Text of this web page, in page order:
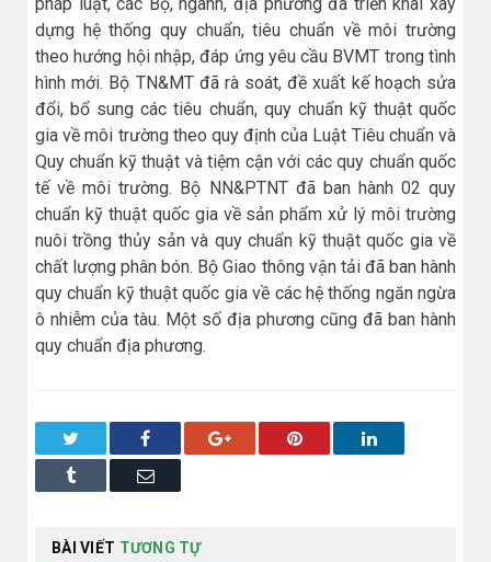
pháp luật, các Bộ, ngành, địa phương đã triển khai xây
dựng hệ thống quy chuẩn, tiêu chuẩn về môi trường
theo hướng hội nhập, đáp ứng yêu cầu BVMT trong tình
hình mới. Bộ TN&MT đã rà soát, đề xuất kế hoạch sửa
đổi, bổ sung các tiêu chuẩn, quy chuẩn kỹ thuật quốc
gia về môi trường theo quy định của Luật Tiêu chuẩn và
Quy chuẩn kỹ thuật và tiệm cận với các quy chuẩn quốc
tế về môi trường. Bộ NN&PTNT đã ban hành 02 quy
chuẩn kỹ thuật quốc gia về sản phẩm xử lý môi trường
nuôi trồng thủy sản và quy chuẩn kỹ thuật quốc gia về
chất lượng phân bón. Bộ Giao thông vận tải đã ban hành
quy chuẩn kỹ thuật quốc gia về các hệ thống ngăn ngừa
ô nhiễm của tàu. Một số địa phương cũng đã ban hành
quy chuẩn địa phương.
Facebook Google+ Pinterest LinkedIn
Tumblr Email
BÀI VIẾT TƯƠNG TỰ